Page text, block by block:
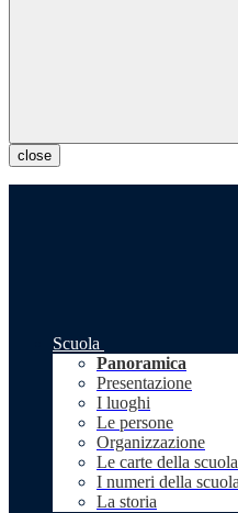
close
Scuola
Panoramica
Presentazione
I luoghi
Le persone
Organizzazione
Le carte della scuola
I numeri della scuola
La storia